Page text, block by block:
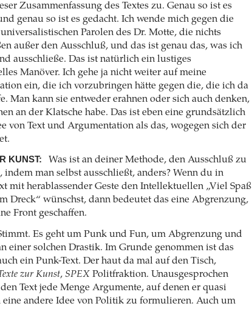
Zusammenfassung des Textes zu. Genau so ist es
genau so ist es gedacht. Ich wende mich gegen die
Parolen des Dr. Motte, die nichts
außer den Ausschluß, und das ist genau das, was ich
ausschließe. Das ist natürlich ein lustiges
Manöver. Ich gehe ja nicht weiter auf meine
ein, die ich vorzubringen hätte gegen die, die ich da
Man kann sie entweder erahnen oder sich auch denken,
an der Klatsche habe. Das ist eben eine grundsätzlich
von Text und Argumentation als das, wogegen sich der
KUNST:
Was ist an deiner Methode, den Ausschluß zu
indem man selbst ausschließt, anders? Wenn du in
mit herablassender Geste den Intellektuellen „Viel Spaß
Dreck“ wünschst, dann bedeutet das eine Abgrenzung,
Front geschaffen.
Es geht um Punk und Fun, um Abgrenzung und
einer solchen Drastik. Im Grunde genommen ist das
ein Punk-Text. Der haut da mal auf den Tisch,
zur Kunst, SPEX Politfraktion. Unausgesprochen
Text jede Menge Argumente, auf denen er quasi
eine andere Idee von Politik zu formulieren. Auch um